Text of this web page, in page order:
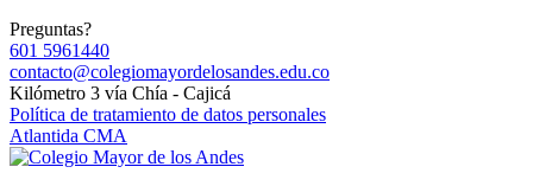
Preguntas?
601 5961440
contacto@colegiomayordelosandes.edu.co
Kilómetro 3 vía Chía - Cajicá
Política de tratamiento de datos personales
Atlantida CMA